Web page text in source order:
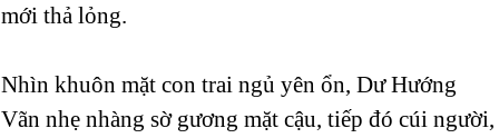
mới thả lỏng.
Nhìn khuôn mặt con trai ngủ yên ổn, Dư Hướng
Vãn nhẹ nhàng sờ gương mặt cậu, tiếp đó cúi người,